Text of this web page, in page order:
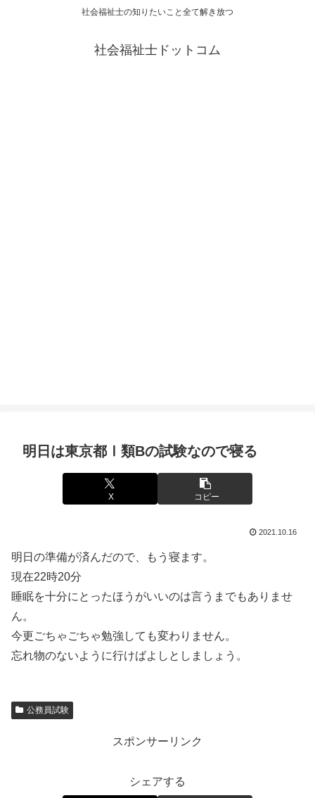
社会福祉士の知りたいこと全て解き放つ
社会福祉士ドットコム
明日は東京都Ⅰ類Bの試験なので寝る
X コピー
2021.10.16
明日の準備が済んだので、もう寝ます。
現在22時20分
睡眠を十分にとったほうがいいのは言うまでもありませ
ん。
今更ごちゃごちゃ勉強しても変わりません。
忘れ物のないように行けばよしとしましょう。
公務員試験
スポンサーリンク
シェアする